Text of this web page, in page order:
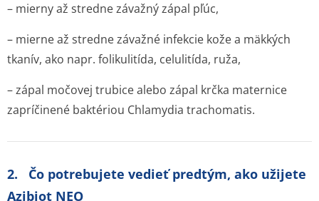
– mierny až stredne závažný zápal pľúc,
– mierne až stredne závažné infekcie kože a mäkkých
tkanív, ako napr. folikulitída, celulitída, ruža,
– zápal močovej trubice alebo zápal krčka maternice
zapríčinené baktériou Chlamydia trachomatis.
2. Čo potrebujete vedieť predtým, ako užijete
Azibiot NEO